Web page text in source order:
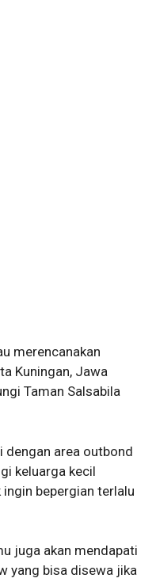
merencanakan
Kuningan, Jawa
Taman Salsabila
dengan area outbond
keluarga kecil
bepergian terlalu
juga akan mendapati
yang bisa disewa jika